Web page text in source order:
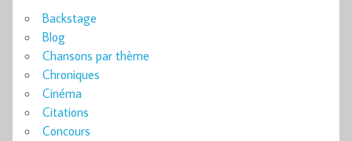
Backstage
Blog
Chansons par thème
Chroniques
Cinéma
Citations
Concours